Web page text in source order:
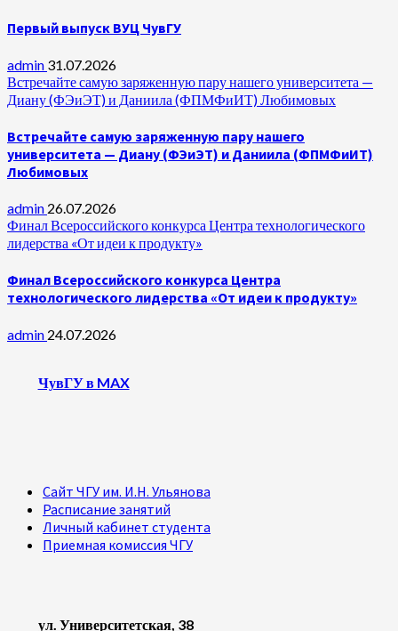
Первый выпуск ВУЦ ЧувГУ
admin 31.07.2026
Встречайте самую заряженную пару нашего университета —
Диану (ФЭиЭТ) и Даниила (ФПМФиИТ) Любимовых
Встречайте самую заряженную пару нашего
университета — Диану (ФЭиЭТ) и Даниила (ФПМФиИТ)
Любимовых
admin 26.07.2026
Финал Всероссийского конкурса Центра технологического
лидерства «От идеи к продукту»
Финал Всероссийского конкурса Центра
технологического лидерства «От идеи к продукту»
admin 24.07.2026
ЧувГУ в MAX
Сайт ЧГУ им. И.Н. Ульянова
Расписание занятий
Личный кабинет студента
Приемная комиссия ЧГУ
ул. Университетская, 38